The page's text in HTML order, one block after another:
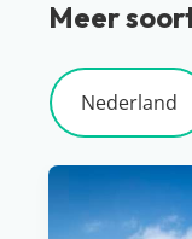
Meer
Nederland